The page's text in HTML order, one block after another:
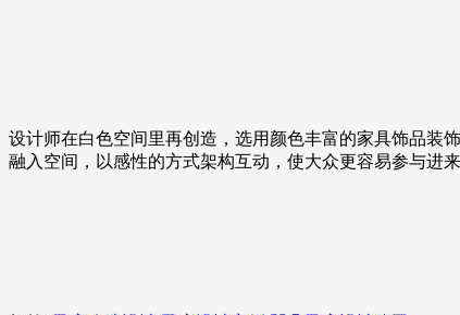
设计师在白色空间里再创造，选用颜色丰富的家具饰品装
融入空间，以感性的方式架构互动，使大众更容易参与进